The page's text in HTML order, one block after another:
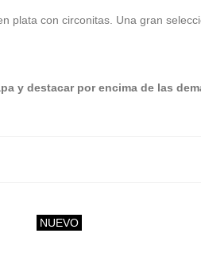
plata con circonitas. Una gran
y destacar por encima de las
NUEVO